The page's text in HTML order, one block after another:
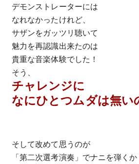
デモンストレーターには
なれなかったけれど、
サザンをガッツリ聴いて
魅力を再認識出来たのは
貴重な音楽体験でした！
そう、
チャレンジに
なにひとつムダは無い
そして改めて思うのが
「第二次選考演奏」でナニを弾くか